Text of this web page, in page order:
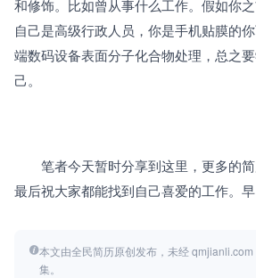
和修饰。比如曾从事什么工作。假如你
自己是高级行政人员，你是手机贴膜的
端数码设备表面分子化合物处理，总之
己。
笔者今天暂时分享到这里，更多的简
最后祝大家都能找到自己喜爱的工作。早
本文由全民简历原创发布，未经
集。